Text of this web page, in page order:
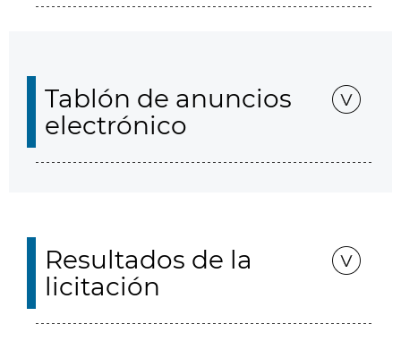
Tablón de anuncios
electrónico
Resultados de la
licitación